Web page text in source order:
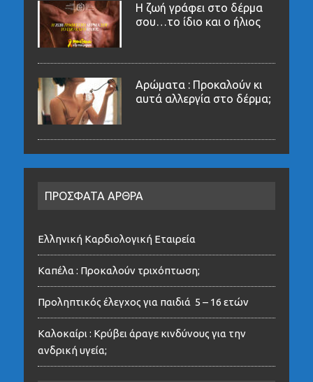
Η ζωή γράφει στο δέρμα
σου…το ίδιο και ο ήλιος
Αρώματα : Προκαλούν κι
αυτά αλλεργία στο δέρμα;
ΠΡΟΣΦΑΤΑ ΑΡΘΡΑ
Ελληνική Καρδιολογική Εταιρεία
Καπέλα : Προκαλούν τριχόπτωση;
Προληπτικός έλεγχος για παιδιά 5 – 16 ετών
Καλοκαίρι : Κρύβει άραγε κινδύνους για την
ανδρική υγεία;